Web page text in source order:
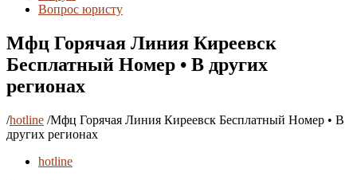
Вопрос юристу
Мфц Горячая Линия Киреевск
Бесплатный Номер • В других
регионах
/hotline /Мфц Горячая Линия Киреевск Бесплатный Номер • В
других регионах
hotline